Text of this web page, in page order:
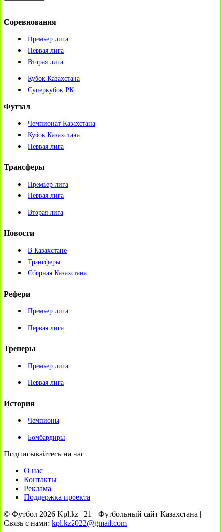
Соревнования
Премьер лига
Первая лига
Вторая лига
Кубок Казахстана
Суперкубок РК
Футзал
Чемпионат Казахстана
Кубок Казахстана
Первая лига
Трансферы
Премьер лига
Первая лига
Вторая лига
Новости
В Казахстане
Трансферы
Сборная Казахстана
Рефери
Премьер лига
Первая лига
Тренеры
Премьер лига
Первая лига
История
Чемпионы
Бомбардиры
Подписывайтесь на нас
О нас
Контакты
Реклама
Поддержка проекта
© Футбол 2026 Kpl.kz | 21+ Футбольный сайт Казахстана |
Связь с нами: kpl.kz2022@gmail.com